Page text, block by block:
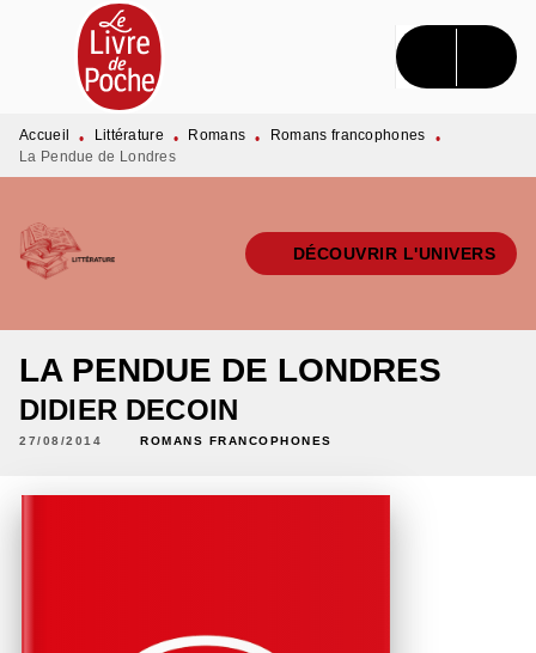
MENU RECHERCHE CONTENU
PIED DE PAGE
Accueil • Littérature • Romans • Romans francophones
•
La Pendue de Londres
DÉCOUVRIR L'UNIVERS
LA PENDUE DE LONDRES
DIDIER DECOIN
27/08/2014 ROMANS FRANCOPHONES